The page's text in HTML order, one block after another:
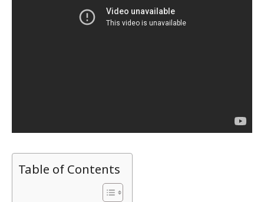
Table of Contents